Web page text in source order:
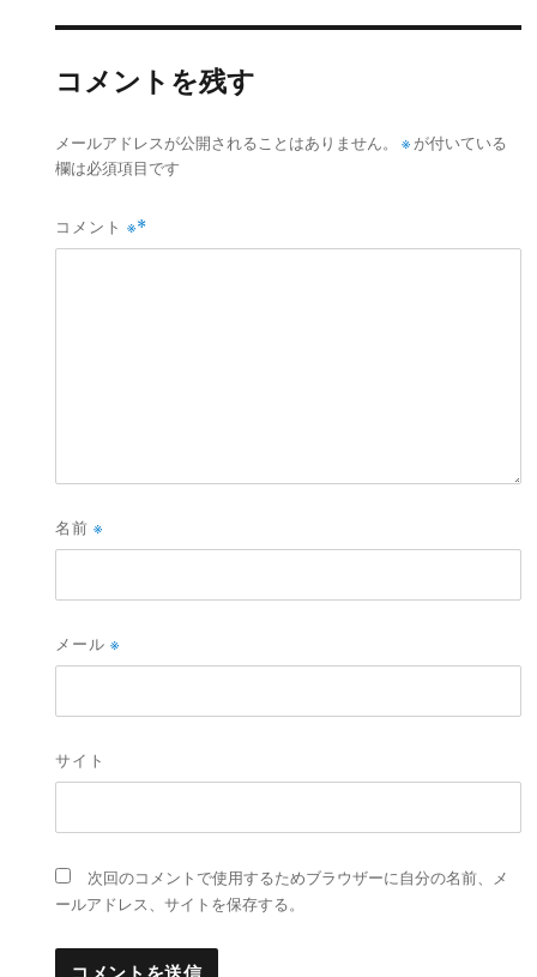
イ
コメントを残す
メールアドレスが公開されることはありません。 ※が付いている
欄は必須項目です
コメント ※
名前 ※
メール ※
サイト
次回のコメントで使用するためブラウザーに自分の名前、メ
ールアドレス、サイトを保存する。